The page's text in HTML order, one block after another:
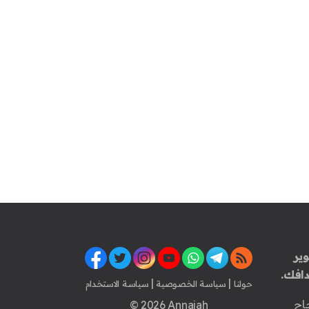
حولنا | سياسة الخصوصية | سياسة الاستخدام
© 2026 Annajah